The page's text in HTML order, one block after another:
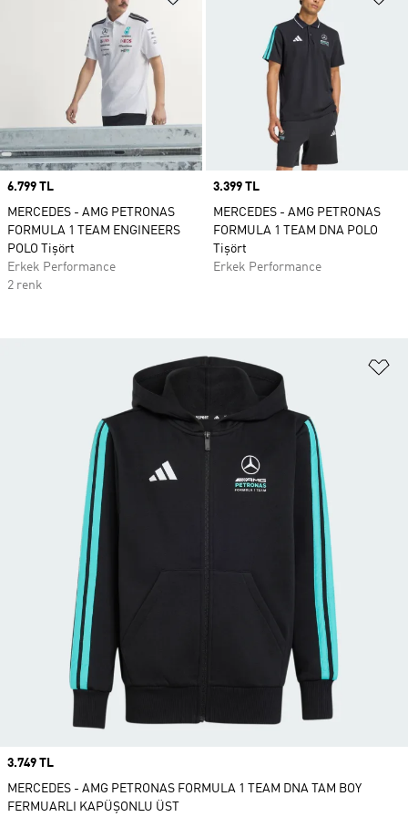
Price
6.799 TL
MERCEDES - AMG PETRONAS
FORMULA 1 TEAM ENGINEERS
POLO Tişört
Erkek Performance
2 renk
Price
3.399 TL
MERCEDES - AMG PETRONAS
FORMULA 1 TEAM DNA POLO
Tişört
Erkek Performance
Price
3.749 TL
MERCEDES - AMG PETRONAS FORMULA 1 TEAM DNA TAM BOY
FERMUARLI KAPÜŞONLU ÜST